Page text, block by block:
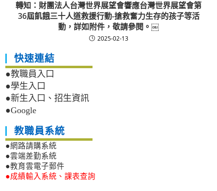
轉知：財團法人台灣世界展望會響應台灣世界展望會第
36屆飢餓三十人道救援行動-搶救奮力生存的孩子等活
動，詳如附件，敬請參閱。￼
2025-02-13
快速連結
●教職員入口
●學生入口
●新生入口、招生資訊
●Google
教職員系統
●網路請購系統
●雲端差勤系統
●教育雲電子郵件
●成績輸入系統、課表查詢